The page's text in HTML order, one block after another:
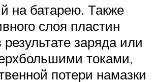
на батарею. Также
слоя пластин
заряда или
токами,
потери намазки